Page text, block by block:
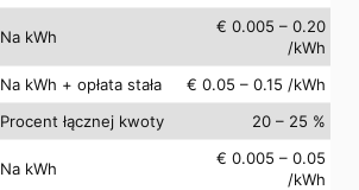
Na kWh
€ 0.005 – 0.20
/kWh
Na kWh + opłata stała
€ 0.05 – 0.15 /kWh
Procent łącznej kwoty
20 – 25 %
Na kWh
€ 0.005 – 0.05
/kWh